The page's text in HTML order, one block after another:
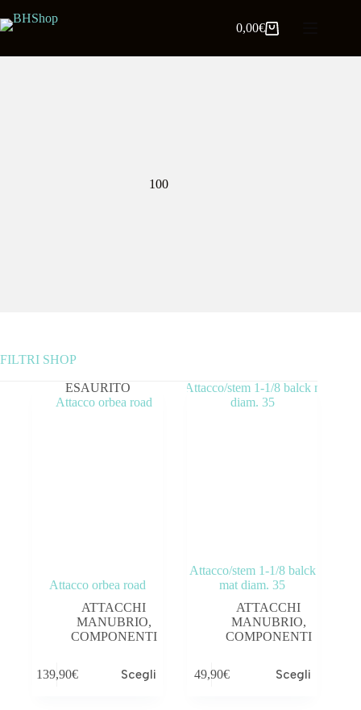
0,00€
100
FILTRI SHOP
OUTLET
ESAURITO
Attacco orbea road
ATTACCHI
MANUBRIO,
COMPONENTI
139,90€ Scegli
Attacco/stem 1-1/8 balck
mat diam. 35
ATTACCHI
MANUBRIO,
COMPONENTI
49,90€ Scegli